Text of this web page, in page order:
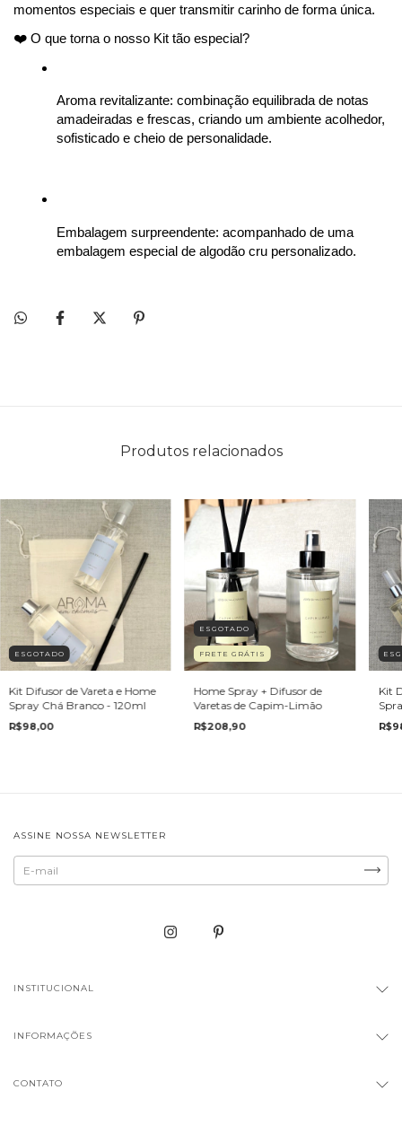
momentos especiais e quer transmitir carinho de forma única.
❤️ O que torna o nosso Kit tão especial?
Aroma revitalizante: combinação equilibrada de notas
amadeiradas e frescas, criando um ambiente acolhedor,
sofisticado e cheio de personalidade.
Embalagem surpreendente: acompanhado de uma
embalagem especial de algodão cru personalizado.
Produtos relacionados
ESGOTADO
Kit Difusor de Vareta e Home
Spray Chá Branco - 120ml
R$98,00
ESGOTADO
FRETE GRÁTIS
Home Spray + Difusor de
Varetas de Capim-Limão
R$208,90
Kit
ASSINE NOSSA NEWSLETTER
INSTITUCIONAL
INFORMAÇÕES
CONTATO